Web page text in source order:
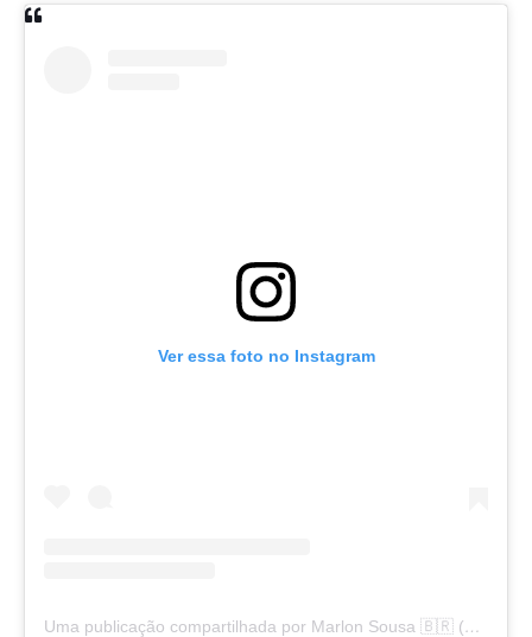
Ver essa foto no Instagram
Uma publicação compartilhada por Marlon Sousa 🇧🇷 (@marlon_xlt50)